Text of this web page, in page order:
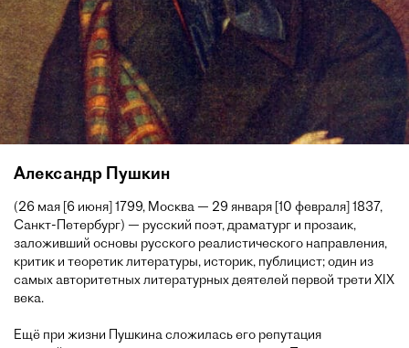
Александр Пушкин
(26 мая [6 июня] 1799, Москва — 29 января [10 февраля] 1837,
Санкт-Петербург) — русский поэт, драматург и прозаик,
заложивший основы русского реалистического направления,
критик и теоретик литературы, историк, публицист; один из
самых авторитетных литературных деятелей первой трети XIX
века.
Ещё при жизни Пушкина сложилась его репутация